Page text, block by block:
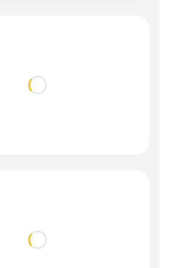
Loading...
Loading...